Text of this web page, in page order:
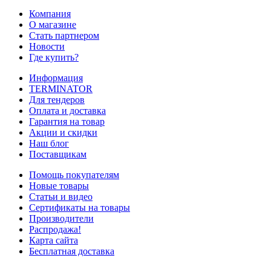
Компания
О магазине
Стать партнером
Новости
Где купить?
Информация
TERMINATOR
Для тендеров
Оплата и доставка
Гарантия на товар
Акции и скидки
Наш блог
Поставщикам
Помощь покупателям
Новые товары
Статьи и видео
Сертификаты на товары
Производители
Распродажа!
Карта сайта
Бесплатная доставка